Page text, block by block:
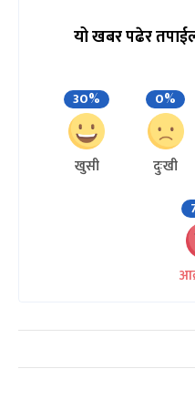
यो खबर पढेर
30%
खुसी
0%
दुःखी